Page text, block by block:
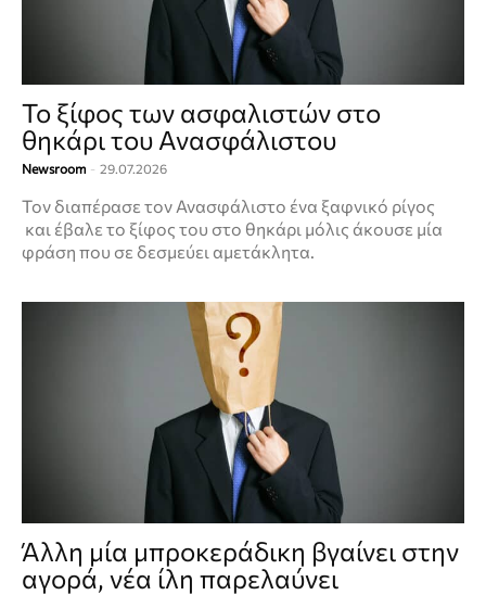
Το ξίφος των ασφαλιστών στο
θηκάρι του Ανασφάλιστου
Newsroom - 29.07.2026
Τον διαπέρασε τον Ανασφάλιστο ένα ξαφνικό ρίγος
και έβαλε το ξίφος του στο θηκάρι μόλις άκουσε μία
φράση που σε δεσμεύει αμετάκλητα.
Άλλη μία μπροκεράδικη βγαίνει στην
αγορά, νέα ίλη παρελαύνει